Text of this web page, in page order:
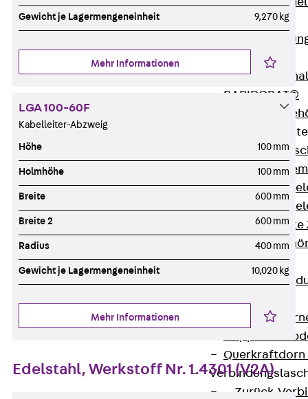
Schalrohre
Zurück
RAPIDOBAT®
Schalrohre
Zurück
Verbindung
Zurück
Querkraftdorn
Zurück
Gewicht je Lagermengeneinheit 9,270 kg
Mehr Informationen
LGA 100-60F
Kabelleiter-Abzweig
Höhe 100 mm
Holmhöhe 100 mm
Breite 600 mm
Breite 2 600 mm
Radius 400 mm
Gewicht je Lagermengeneinheit 10,020 kg
Mehr Informationen
Edelstahl, Werkstoff Nr. 1.4301 (V2A)